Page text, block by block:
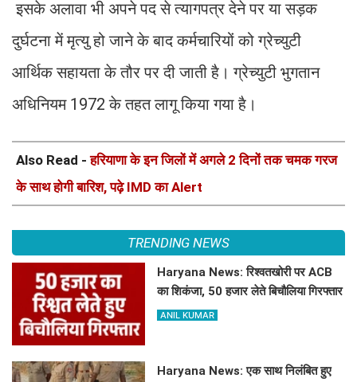
इसके अलावा भी अपने पद से त्यागपत्र देने पर या सड़क
दुर्घटना में मृत्यु हो जाने के बाद कर्मचारियों को ग्रेच्युटी
आर्थिक सहायता के तौर पर दी जाती है। ग्रेच्युटी भुगतान
अधिनियम 1972 के तहत लागू किया गया है।
Also Read -हरियाणा के इन जिलों में अगले 2 दिनों तक चमक गरज
के साथ होगी बारिश, पढ़े IMD का Alert
TRENDING NEWS
Haryana News: रिश्वतखोरी पर ACB
का शिकंजा, 50 हजार लेते बिचौलिया गिरफ्तार
ANIL KUMAR
Haryana News: एक साथ निलंबित हुए